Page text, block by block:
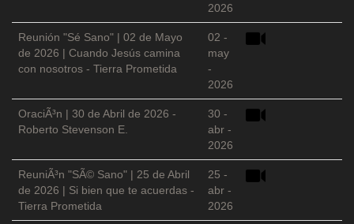
2026
Reunión "Sé Sano" | 02 de Mayo
de 2026 | Cuando Jesús camina
con nosotros - Tierra Prometida
02 -
may
-
2026
OraciÃ³n | 30 de Abril de 2026 -
Roberto Stevenson E.
30 -
abr -
2026
ReuniÃ³n "SÃ© Sano" | 25 de Abril
de 2026 | Si bien que te acuerdas -
Tierra Prometida
25 -
abr -
2026